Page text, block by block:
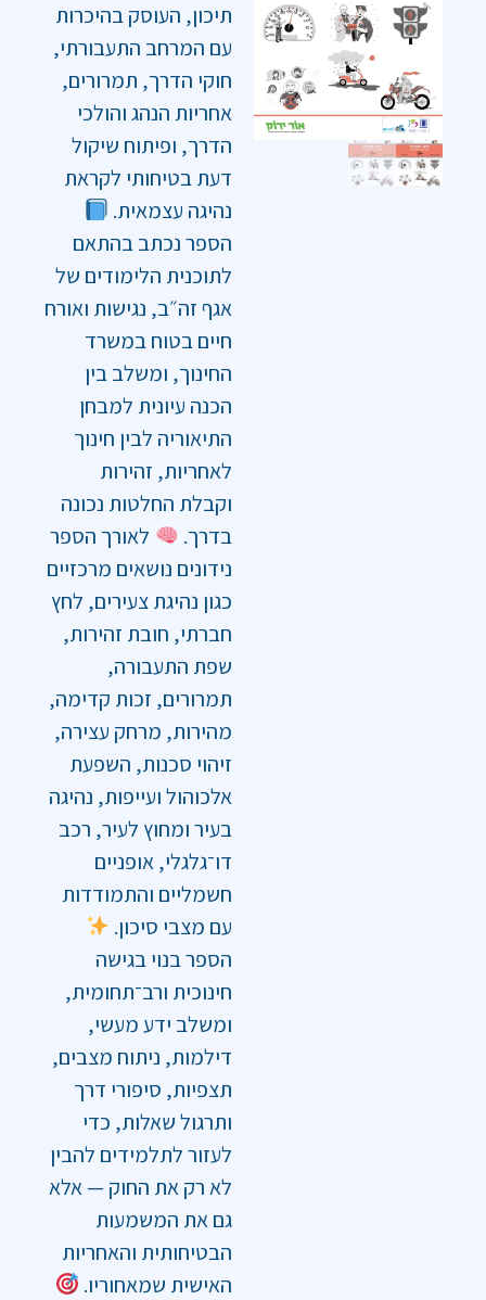
תיכון, העוסק בהיכרות
עם המרחב התעבורתי,
חוקי הדרך, תמרורים,
אחריות הנהג והולכי
הדרך, ופיתוח שיקול
דעת בטיחותי לקראת
נהיגה עצמאית.
הספר נכתב בהתאם
לתוכנית הלימודים של
אגף זה״ב, נגישות ואורח
חיים בטוח במשרד
החינוך, ומשלב בין
הכנה עיונית למבחן
התיאוריה לבין חינוך
לאחריות, זהירות
וקבלת החלטות נכונה
בדרך.
לאורך הספר
נידונים נושאים מרכזיים
כגון נהיגת צעירים, לחץ
חברתי, חובת זהירות,
שפת התעבורה,
תמרורים, זכות קדימה,
מהירות, מרחק עצירה,
זיהוי סכנות, השפעת
אלכוהול ועייפות, נהיגה
בעיר ומחוץ לעיר, רכב
דו־גלגלי, אופניים
חשמליים והתמודדות
עם מצבי סיכון.
הספר בנוי בגישה
חינוכית ורב־תחומית,
ומשלב ידע מעשי,
דילמות, ניתוח מצבים,
תצפיות, סיפורי דרך
ותרגול שאלות, כדי
לעזור לתלמידים להבין
לא רק את החוק — אלא
גם את המשמעות
הבטיחותית והאחריות
האישית שמאחוריו.